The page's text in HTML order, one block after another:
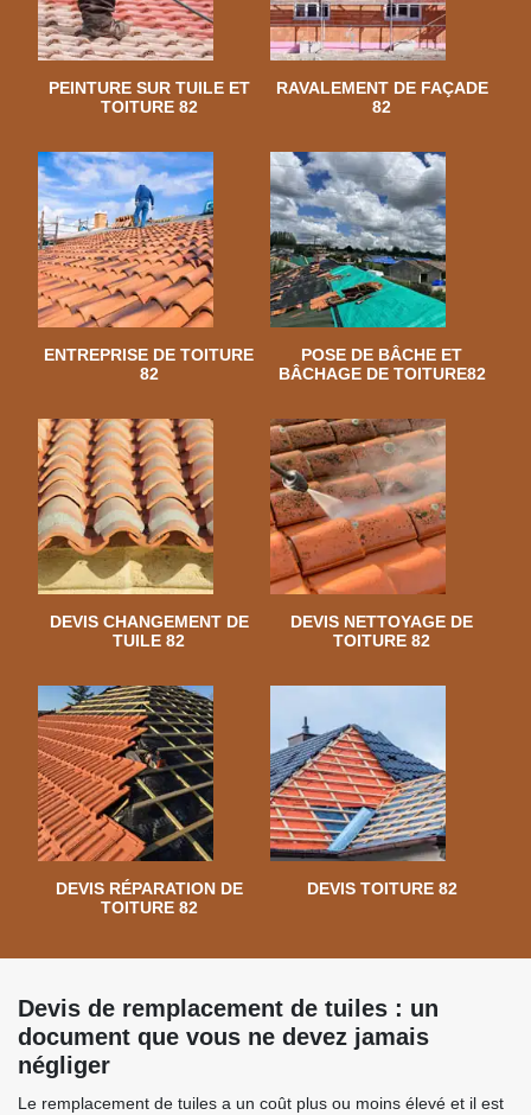
PEINTURE SUR TUILE ET
TOITURE 82
RAVALEMENT DE FAÇADE
82
ENTREPRISE DE TOITURE
82
POSE DE BÂCHE ET
BÂCHAGE DE TOITURE82
DEVIS CHANGEMENT DE
TUILE 82
DEVIS NETTOYAGE DE
TOITURE 82
DEVIS RÉPARATION DE
TOITURE 82
DEVIS TOITURE 82
Devis de remplacement de tuiles : un
document que vous ne devez jamais
négliger
Le remplacement de tuiles a un coût plus ou moins élevé et il est